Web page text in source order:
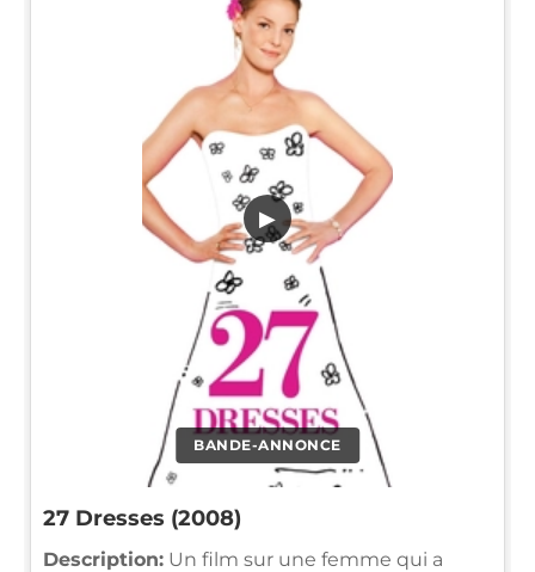
BANDE-ANNONCE
▶
27 Dresses (2008)
Description: Un film sur une femme qui a